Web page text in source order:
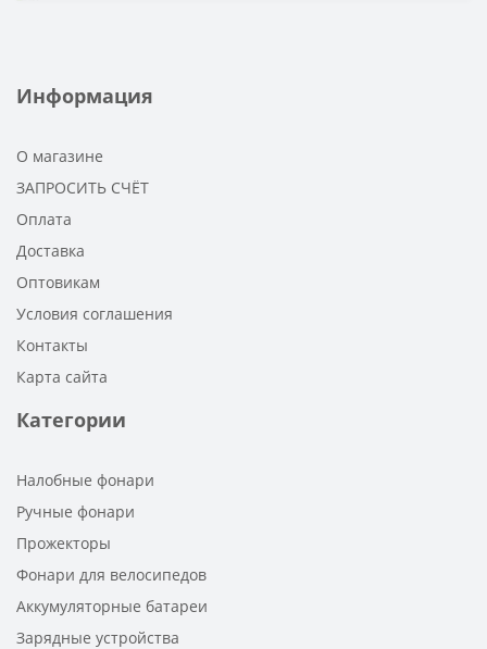
Информация
О магазине
ЗАПРОСИТЬ СЧЁТ
Оплата
Доставка
Оптовикам
Условия соглашения
Контакты
Карта сайта
Категории
Налобные фонари
Ручные фонари
Прожекторы
Фонари для велосипедов
Аккумуляторные батареи
Зарядные устройства